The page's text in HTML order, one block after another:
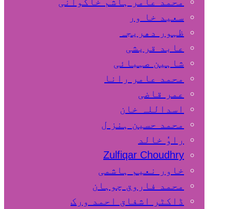
سعید خا ور
ظہور دھریجہ
عابد قریشی
شاہین صہبائی
محمد عامر رانا
عمر قاضی
اسداللہ خان
محمد حسین ہنز ل
راوٗ خالد
Zulfiqar Choudhry
خاور نعیم ہاشمی
محمد فاروق چوہان
ڈاکٹر اشفاق احمد ورک